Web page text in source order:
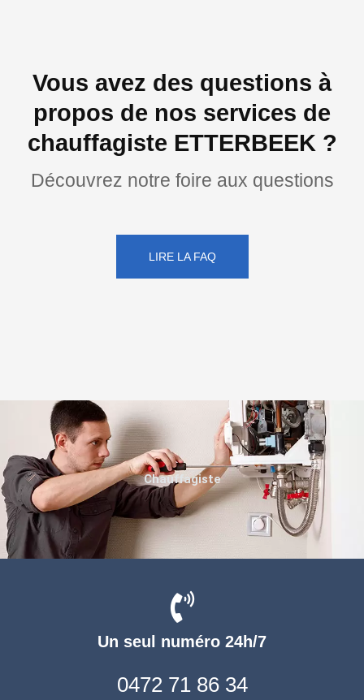
Vous avez des questions à
propos de nos services de
chauffagiste ETTERBEEK ?
Découvrez notre foire aux questions
LIRE LA FAQ
Un seul numéro 24h/7
0472 71 86 34
Chauffagiste